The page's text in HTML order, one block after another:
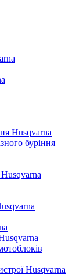
Husqvarna
буріння
Husqvarna